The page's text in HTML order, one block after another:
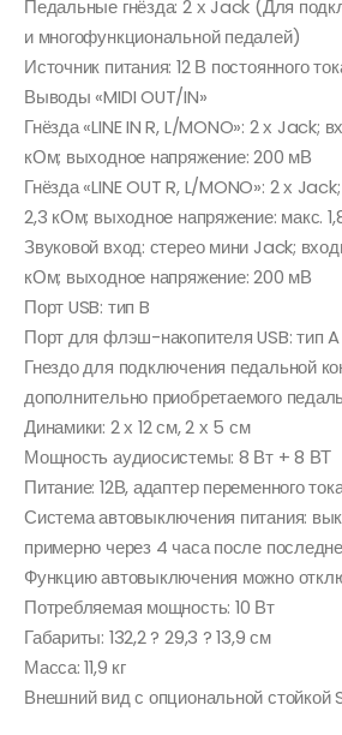
Педальные гнёзда: 2 х Jack (Для
и многофункциональной педалей)
Источник питания: 12 В постоянного
Выводы «MIDI OUT/IN»
Гнёзда «LINE IN R, L/MONO»: 2 х Jack;
кОм; выходное напряжение: 200 мВ
Гнёзда «LINE OUT R, L/MONO»: 2 х
2,3 кОм; выходное напряжение: макс.
Звуковой вход: стерео мини Jack;
кОм; выходное напряжение: 200 мВ
Порт USB: тип B
Порт для флэш-накопителя USB: тип A
Гнездо для подключения педальной
дополнительно приобретаемого
Динамики: 2 х 12 см, 2 х 5 см
Мощность аудиосистемы: 8 Вт + 8 ВТ
Питание: 12В, адаптер переменного
Система автовыключения питания:
примерно через 4 часа после
Функцию автовыключения можно
Потребляемая мощность: 10 Вт
Габариты: 132,2 ? 29,3 ? 13,9 см
Масса: 11,9 кг
Внешний вид с опциональной стойкой